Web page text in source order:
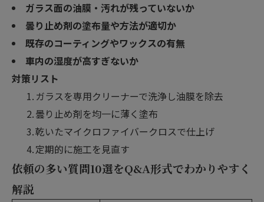
ガラス面の油膜・汚れが残っていないか
曇り止め剤の塗布量や方法が適切か
既存のコーティングやワックスの有無
車内の湿度が高すぎないか
対策リスト
ガラスを専用クリーナーで洗浄し油膜を除去
曇り止め剤を均一に薄く塗布
乾いたマイクロファイバークロスで仕上げ
定期的に施工を見直す
依頼の多い質問10選をQ&A形式でわかりやすく
解説